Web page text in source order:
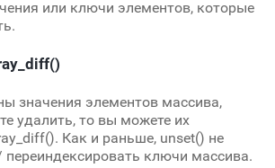
или ключи элементов, которые
значения элементов массива,
удалить, то вы можете их
Как и раньше, unset() не
переиндексировать ключи массива.